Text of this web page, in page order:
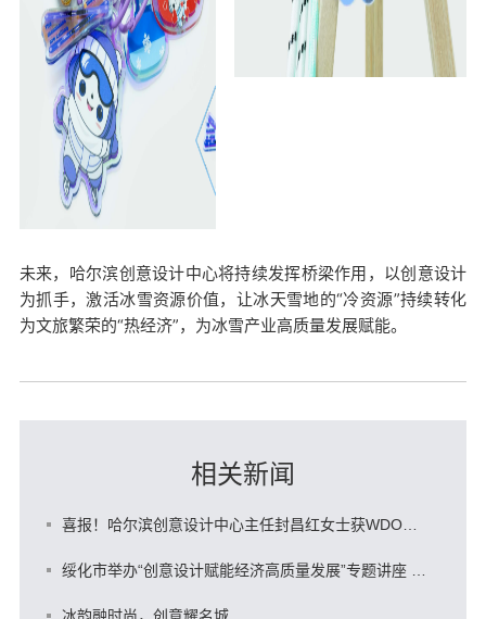
未来，哈尔滨创意设计中心将持续发挥桥梁作用，以创意设计
为抓手，激活冰雪资源价值，让冰天雪地的“冷资源”持续转化
为文旅繁荣的“热经济”，为冰雪产业高质量发展赋能。
相关新闻
喜报！哈尔滨创意设计中心主任封昌红女士获WDO特别顾问荣誉
绥化市举办“创意设计赋能经济高质量发展”专题讲座 韩雪松出席 封昌红等作专题辅导